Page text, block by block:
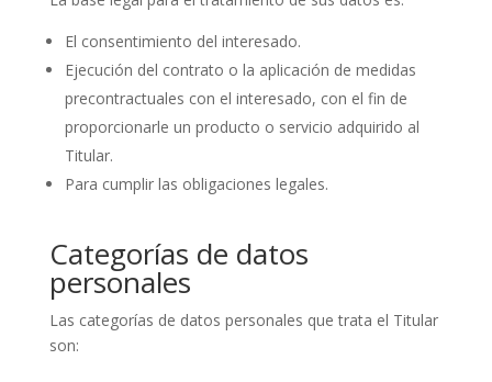
El consentimiento del interesado.
Ejecución del contrato o la aplicación de medidas
precontractuales con el interesado, con el fin de
proporcionarle un producto o servicio adquirido al
Titular.
Para cumplir las obligaciones legales.
Categorías de datos
personales
Las categorías de datos personales que trata el Titular
son: